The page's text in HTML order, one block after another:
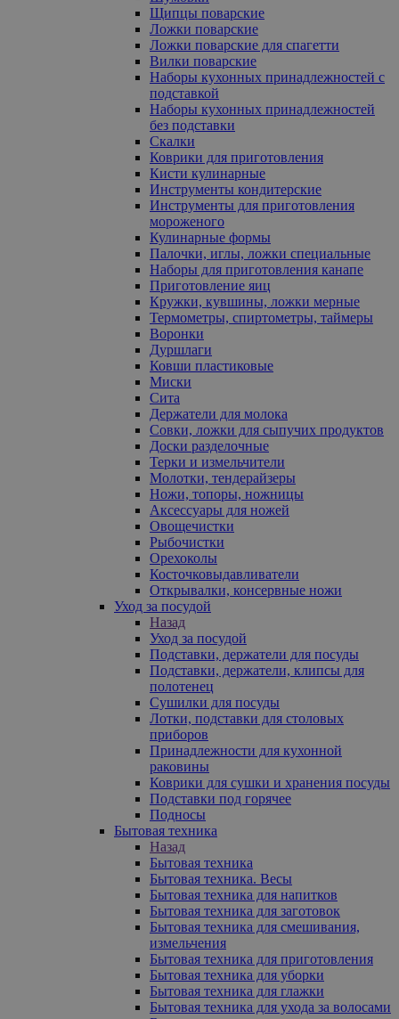
Щипцы поварские
Ложки поварские
Ложки поварские для спагетти
Вилки поварские
Наборы кухонных принадлежностей с
подставкой
Наборы кухонных принадлежностей
без подставки
Скалки
Коврики для приготовления
Кисти кулинарные
Инструменты кондитерские
Инструменты для приготовления
мороженого
Кулинарные формы
Палочки, иглы, ложки специальные
Наборы для приготовления канапе
Приготовление яиц
Кружки, кувшины, ложки мерные
Термометры, спиртометры, таймеры
Воронки
Дуршлаги
Ковши пластиковые
Миски
Сита
Держатели для молока
Совки, ложки для сыпучих продуктов
Доски разделочные
Терки и измельчители
Молотки, тендерайзеры
Ножи, топоры, ножницы
Аксессуары для ножей
Овощечистки
Рыбочистки
Орехоколы
Косточковыдавливатели
Открывалки, консервные ножи
Уход за посудой
Назад
Уход за посудой
Подставки, держатели для посуды
Подставки, держатели, клипсы для
полотенец
Сушилки для посуды
Лотки, подставки для столовых
приборов
Принадлежности для кухонной
раковины
Коврики для сушки и хранения посуды
Подставки под горячее
Подносы
Бытовая техника
Назад
Бытовая техника
Бытовая техника. Весы
Бытовая техника для напитков
Бытовая техника для заготовок
Бытовая техника для смешивания,
измельчения
Бытовая техника для приготовления
Бытовая техника для уборки
Бытовая техника для глажки
Бытовая техника для ухода за волосами